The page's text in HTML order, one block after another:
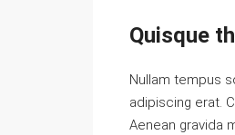
Quisque
Nullam tempus
adipiscing erat.
Aenean gravida